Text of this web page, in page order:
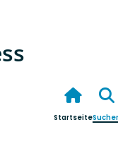
Startseite